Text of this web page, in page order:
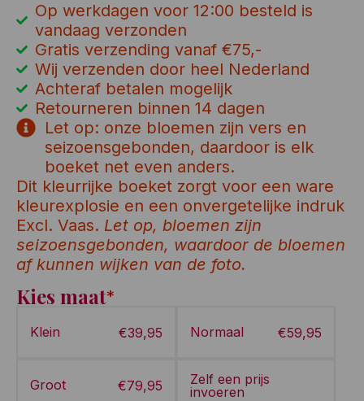
Op werkdagen voor 12:00 besteld is
vandaag verzonden
Gratis verzending vanaf €75,-
Wij verzenden door heel Nederland
Achteraf betalen mogelijk
Retourneren binnen 14 dagen
Let op: onze bloemen zijn vers en
seizoensgebonden, daardoor is elk
boeket net even anders.
Dit kleurrijke boeket zorgt voor een ware
kleurexplosie en een onvergetelijke indruk
Excl. Vaas. Let op, bloemen zijn
seizoensgebonden, waardoor de bloemen
af kunnen wijken van de foto.
*
Kies maat
Klein €39,95 Normaal €59,95
Groot €79,95
Zelf een prijs
invoeren